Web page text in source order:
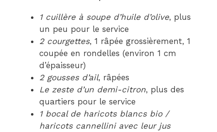
1 cuillère à soupe d’huile d’olive, plus
un peu pour le service
2 courgettes, 1 râpée grossièrement, 1
coupée en rondelles (environ 1 cm
d’épaisseur)
2 gousses d’ail, râpées
Le zeste d’un demi-citron, plus des
quartiers pour le service
1 bocal de haricots blancs bio /
haricots cannellini avec leur jus